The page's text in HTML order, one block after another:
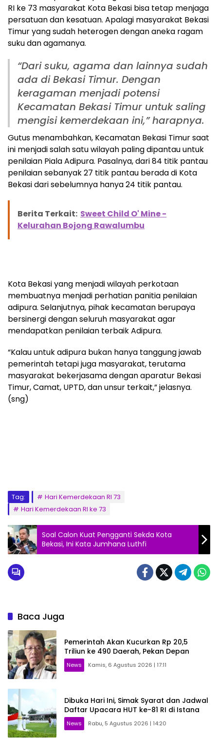
Berita Terkait: Kampung Sepatan Hidupkan
Kembali Budaya Topeng Betawi Bekasi
RI ke 73 masyarakat Kota Bekasi bisa tetap menjaga
persatuan dan kesatuan. Apalagi masyarakat Bekasi
Timur yang sudah heterogen dengan aneka ragam
suku dan agamanya.
“Dari suku, agama dan lainnya sudah
ada di Bekasi Timur. Dengan
keragaman menjadi potensi
Kecamatan Bekasi Timur untuk saling
mengisi kemerdekaan ini,” harapnya.
Gutus menambahkan, Kecamatan Bekasi Timur saat
ini menjadi salah satu wilayah paling dipantau untuk
penilaian Piala Adipura. Pasalnya, dari 84 titik pantau
penilaian sebanyak 27 titik pantau berada di Kota
Bekasi dari sebelumnya hanya 24 titik pantau.
Berita Terkait: Sweet Child O' Mine -
Kelurahan Bojong Rawalumbu
Kota Bekasi yang menjadi wilayah perkotaan
membuatnya menjadi perhatian panitia penilaian
adipura. Selanjutnya, pihak kecamatan berupaya
bersinergi dengan seluruh masyarakat agar
mendapatkan penilaian terbaik Adipura.
“Kalau untuk adipura bukan hanya tanggung jawab
pemerintah tetapi juga masyarakat, terutama
masyarakat bekerjasama dengan aparatur Bekasi
Timur, Camat, UPTD, dan unsur terkait,” jelasnya.
(sng)
Tag:
Hari Kemerdekaan RI 73
Hari Kemerdekaan RI ke 73
Soal Calon Kuat Pengganti Sekda Kota
Bekasi, Ini Kata Jumhana Luthfi
Baca Juga
Pemerintah Akan Kucurkan Rp 20,5
Triliun ke 490 Daerah, Pekan Depan
News Kamis, 6 Agustus 2026 | 17:11
Dibuka Hari Ini, Simak Syarat dan Jadwal
Daftar Upacara HUT ke-81 RI di Istana
News Rabu, 5 Agustus 2026 | 14:20